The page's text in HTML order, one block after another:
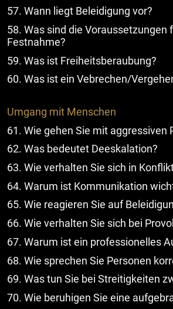
57. Wann liegt Beleidigung vor?
58. Was sind die Voraussetzungen
Festnahme?
59. Was ist Freiheitsberaubung?
60. Was ist ein Vebrechen/
Umgang mit Menschen
61. Wie gehen Sie mit aggressiven
62. Was bedeutet Deeskalation?
63. Wie verhalten Sie sich in
64. Warum ist Kommunikation
65. Wie reagieren Sie auf
66. Wie verhalten Sie sich bei
67. Warum ist ein professionelles
68. Wie sprechen Sie Personen
69. Was tun Sie bei Streitigkeiten
70. Wie beruhigen Sie eine